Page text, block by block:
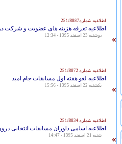
اطلاعیه شماره251/8887
اطلاعیه تعرفه هزینه های عضویت و شرکت در
دوشنبه 23 اسفند 1395 - 12:34 »
اطلاعیه شماره 251/8872
اطلاعیه لغو هفته اول مسابقات جام امید
يكشنبه 22 اسفند 1395 - 15:56 »
اطلاعیه شماره 251/8834
اطلاعیه اسامی داوران مسابقات انتخابی
شنبه 21 اسفند 1395 - 14:47 »